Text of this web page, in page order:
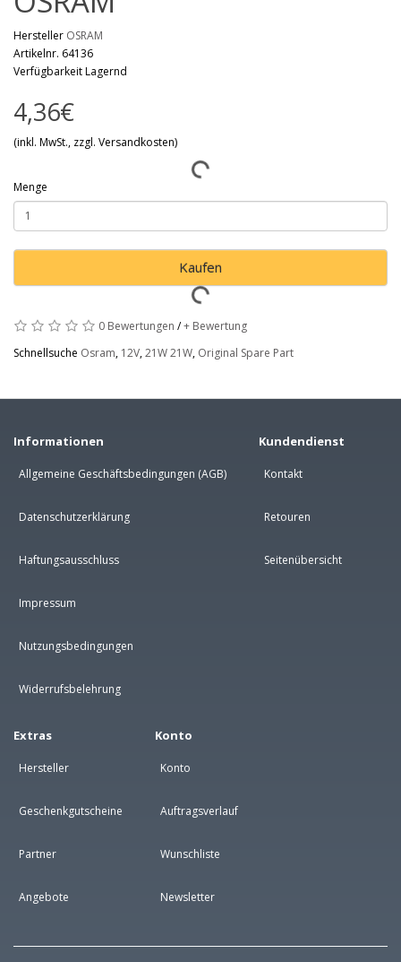
Hersteller OSRAM
Artikelnr. 64136
Verfügbarkeit Lagernd
4,36€
(inkl. MwSt., zzgl. Versandkosten)
Menge
Kaufen
0 Bewertungen /+ Bewertung
Schnellsuche Osram, 12V,21W 21W, Original Spare Part
Informationen
Allgemeine Geschäftsbedingungen (AGB)
Datenschutzerklärung
Haftungsausschluss
Impressum
Nutzungsbedingungen
Widerrufsbelehrung
Kundendienst
Kontakt
Retouren
Seitenübersicht
Extras
Hersteller
Geschenkgutscheine
Partner
Angebote
Konto
Konto
Auftragsverlauf
Wunschliste
Newsletter